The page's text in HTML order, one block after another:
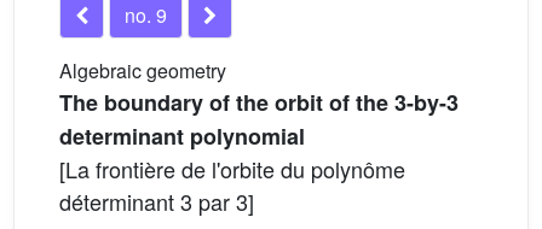
no. 9
Algebraic geometry
The boundary of the orbit of the 3-by-3
determinant polynomial
[La frontière de l'orbite du polynôme
déterminant 3 par 3]